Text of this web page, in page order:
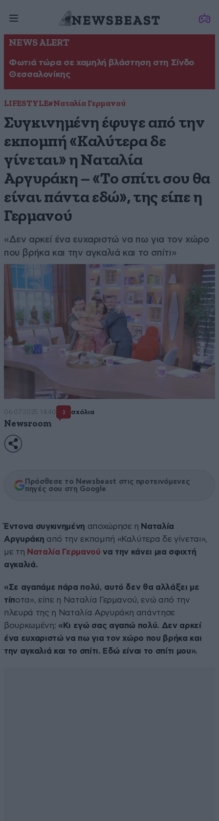
NEWS ALERT
Φωτιά τώρα σε χαμηλή βλάστηση στη Σίνδο
Θεσσαλονίκης
LIFESTYLE#Ναταλία Γερμανού
Συγκινημένη έφυγε από την
εκπομπή «Καλύτερα δε
γίνεται» η Ναταλία
Αργυράκη – «Το σπίτι σου θα
είναι πάντα εδώ», της είπε η
Γερμανού
«Δεν αρκεί ένα ευχαριστώ να πω για τον χώρο
που βρήκα και την αγκαλιά και το σπίτι»
06·07·2025 14:40 3 σχόλια
Newsroom
Πρόσθεσε το Newsbeast στις προτεινόμενες
πηγές σου στη Google
Έντονα συγκινημένη αποχώρησε η Ναταλία
Αργυράκη από την εκπομπή «Καλύτερα δε γίνεται»,
με τη Ναταλία Γερμανού να την κάνει μια σφιχτή
αγκαλιά.
«Σε αγαπάμε πάρα πολύ, αυτό δεν θα αλλάξει με
τίποτα», είπε η Ναταλία Γερμανού, ενώ από την
πλευρά της η Ναταλία Αργυράκη απάντησε
βουρκωμένη: «Κι εγώ σας αγαπώ πολύ. Δεν αρκεί
ένα ευχαριστώ να πω για τον χώρο που βρήκα και
την αγκαλιά και το σπίτι. Εδώ είναι το σπίτι μου».